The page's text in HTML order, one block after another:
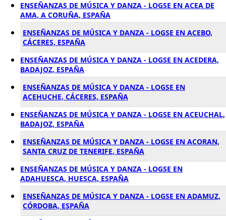
ENSEÑANZAS DE MÚSICA Y DANZA - LOGSE EN ACEA DE
AMA, A CORUÑA, ESPAÑA
ENSEÑANZAS DE MÚSICA Y DANZA - LOGSE EN ACEBO,
CÁCERES, ESPAÑA
ENSEÑANZAS DE MÚSICA Y DANZA - LOGSE EN ACEDERA,
BADAJOZ, ESPAÑA
ENSEÑANZAS DE MÚSICA Y DANZA - LOGSE EN
ACEHUCHE, CÁCERES, ESPAÑA
ENSEÑANZAS DE MÚSICA Y DANZA - LOGSE EN ACEUCHAL,
BADAJOZ, ESPAÑA
ENSEÑANZAS DE MÚSICA Y DANZA - LOGSE EN ACORAN,
SANTA CRUZ DE TENERIFE, ESPAÑA
ENSEÑANZAS DE MÚSICA Y DANZA - LOGSE EN
ADAHUESCA, HUESCA, ESPAÑA
ENSEÑANZAS DE MÚSICA Y DANZA - LOGSE EN ADAMUZ,
CÓRDOBA, ESPAÑA